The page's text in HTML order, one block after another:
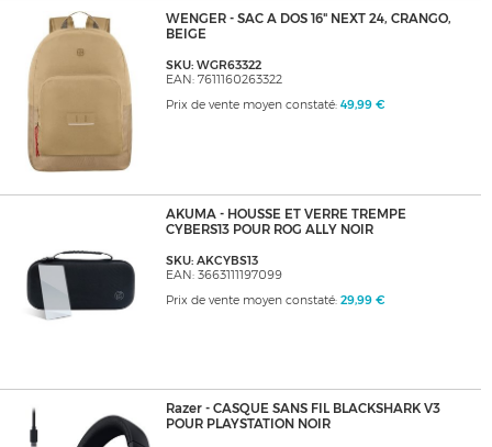
WENGER - SAC A DOS 16" NEXT 24, CRANGO,
BEIGE
SKU: WGR63322
EAN: 7611160263322
Prix de vente moyen constaté: 49,99 €
AKUMA - HOUSSE ET VERRE TREMPE
CYBERS13 POUR ROG ALLY NOIR
SKU: AKCYBS13
EAN: 3663111197099
Prix de vente moyen constaté: 29,99 €
Razer - CASQUE SANS FIL BLACKSHARK V3
POUR PLAYSTATION NOIR